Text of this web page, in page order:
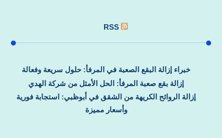
RSS
خبراء إزالة البقع الصعبة في المرفأ: حلول سريعة وفعالة
إزالة بقع صعبة المرفأ: الحل الأمثل من شركة الهدي
إزالة الروائح الكريهة من الشقق في أبوظبي: استجابة فورية
وأسعار مميزة